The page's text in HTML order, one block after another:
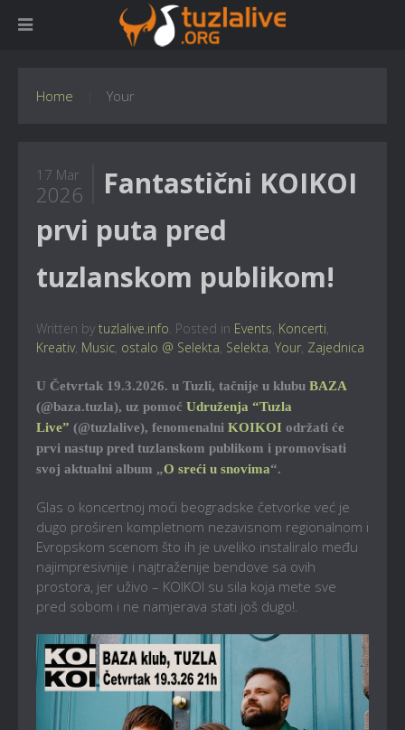
Home Your
17 Mar
2026
Fantastični KOIKOI
prvi puta pred
tuzlanskom publikom!
Written by tuzlalive.info. Posted in Events, Koncerti,
Kreativ, Music, ostalo @ Selekta, Selekta, Your, Zajednica
U Četvrtak 19.3.2026. u Tuzli, tačnije u klubu BAZA
(@baza.tuzla), uz pomoć Udruženja “Tuzla
Live” (@tuzlalive), fenomenalni KOIKOI održati će
prvi nastup pred tuzlanskom publikom i promovisati
svoj aktualni album „O sreći u snovima“.
Glas o koncertnoj moći beogradske četvorke već je
dugo proširen kompletnom nezavisnom regionalnom i
Evropskom scenom što ih je uveliko instaliralo među
najimpresivnije i najtraženije bendove sa ovih
prostora, jer uživo – KOIKOI su sila koja mete sve
pred sobom i ne namjerava stati još dugo!.